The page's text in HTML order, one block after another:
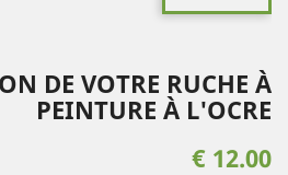
DE VOTRE RUCHE À
PEINTURE À L'OCRE
12.00 €